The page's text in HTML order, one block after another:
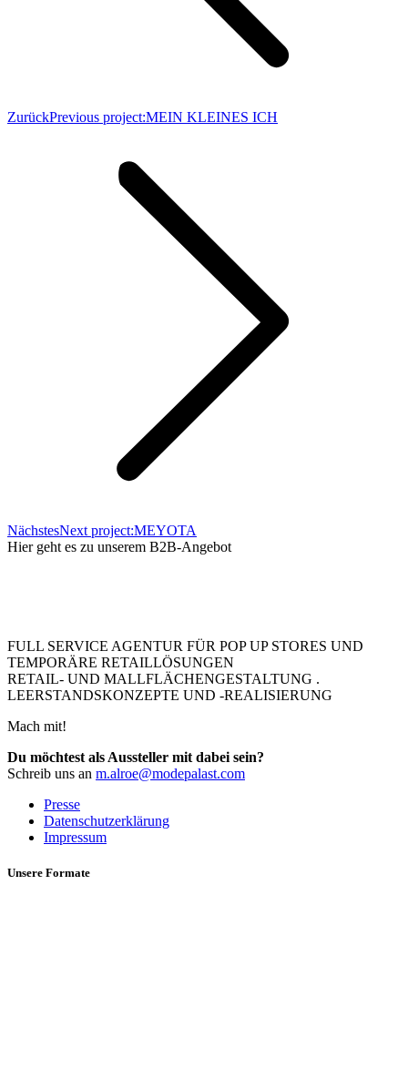
ZurückPrevious project:MEIN KLEINES ICH
NächstesNext project:MEYOTA
Hier geht es zu unserem B2B-Angebot
FULL SERVICE AGENTUR FÜR POP UP STORES UND
TEMPORÄRE RETAILLÖSUNGEN
RETAIL- UND MALLFLÄCHENGESTALTUNG .
LEERSTANDSKONZEPTE UND -REALISIERUNG
Mach mit!
Du möchtest als Aussteller mit dabei sein?
Schreib uns an m.alroe@modepalast.com
Presse
Datenschutzerklärung
Impressum
Unsere Formate